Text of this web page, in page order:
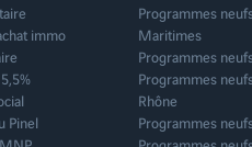
Germain-la-Blanche-Herbe
immo
Pinel
Programmes
Maritimes
Programmes
Programmes
Rhône
Programmes